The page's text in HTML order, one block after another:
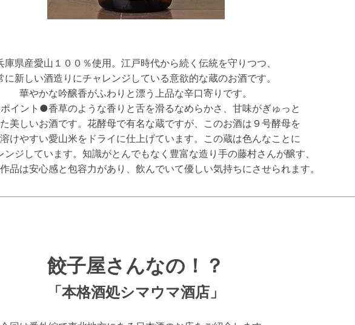
庫県産愛山１００％使用。江戸時代から続く伝統を守りつつ、
に新しい酒造りにチャレンジしている意欲的な蔵のお酒です。
華やかな吟醸香がふわりと漂う上品な辛口寄りです。
イント●香草のような香りと舌を滑るなめらかさ、甘味がぎゅっと
美しいお酒です。花酵母で有名な蔵ですが、このお酒は９号酵母を
けやすい愛山米をドライに仕上げています。この蔵は色んなことに
ンジしています。知識がとんでもなく豊富な造り手の藤村さんが醸す、
品は安心感と包容力があり、飲んでいて優しい気持ちにさせられます。
餃子屋さんなの！？
「本格酒処シマウマ酒店」